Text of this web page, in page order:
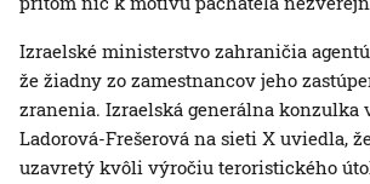
Izraelské ministerstvo zahraničia
že žiadny zo zamestnancov jeho
zranenia. Izraelská generálna konzulka
Ladorová-Frešerová na sieti X uviedla,
uzavretý kvôli výročiu teroristického